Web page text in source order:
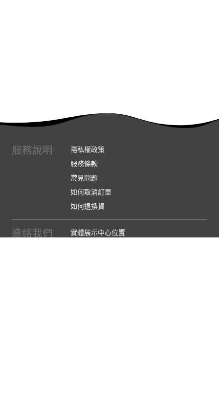
服務說明
隱私權政策
服務條款
常見問題
如何取消訂單
如何退換貨
連絡我們
實體展示中心位置